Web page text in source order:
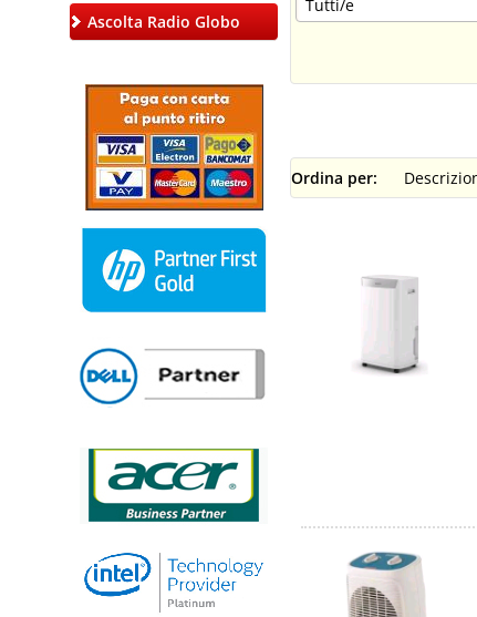
Ascolta Radio Globo
Ordina per: